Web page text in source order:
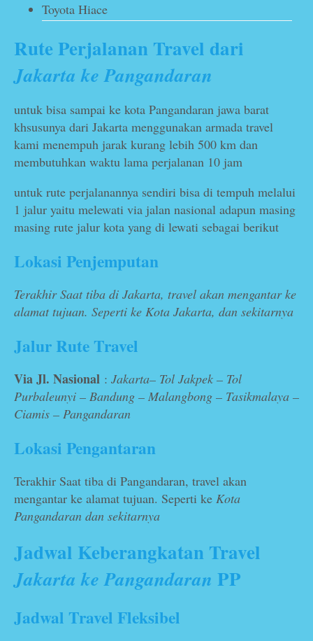
Toyota Hiace
Rute Perjalanan Travel dari
Jakarta ke Pangandaran
untuk bisa sampai ke kota Pangandaran jawa barat
khsusunya dari Jakarta menggunakan armada travel
kami menempuh jarak kurang lebih 500 km dan
membutuhkan waktu lama perjalanan 10 jam
untuk rute perjalanannya sendiri bisa di tempuh melalui
1 jalur yaitu melewati via jalan nasional adapun masing
masing rute jalur kota yang di lewati sebagai berikut
Lokasi Penjemputan
Terakhir Saat tiba di Jakarta, travel akan mengantar ke
alamat tujuan. Seperti ke Kota Jakarta, dan sekitarnya
Jalur Rute Travel
Via Jl. Nasional : Jakarta– Tol Jakpek – Tol
Purbaleunyi – Bandung – Malangbong – Tasikmalaya –
Ciamis – Pangandaran
Lokasi Pengantaran
Terakhir Saat tiba di Pangandaran, travel akan
mengantar ke alamat tujuan. Seperti ke Kota
Pangandaran dan sekitarnya
Jadwal Keberangkatan Travel
Jakarta ke Pangandaran PP
Jadwal Travel Fleksibel